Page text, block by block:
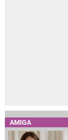
AMIGA